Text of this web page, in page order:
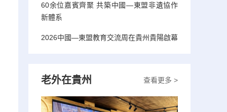
60余位嘉賓齊聚 共築中國—東盟非遺協作
新體系
2026中國—東盟教育交流周在貴州貴陽啟幕
查看更多 >
老外在貴州